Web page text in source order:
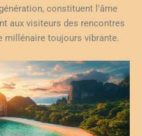
constituent l'âme
aux visiteurs des rencontres
millénaire toujours vibrante.